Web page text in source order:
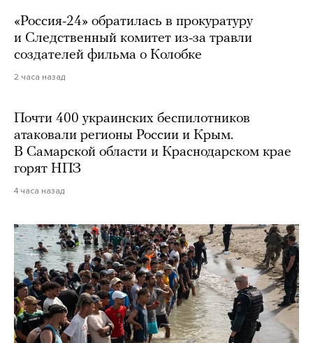
«Россия-24» обратилась в прокуратуру
и Следственный комитет из-за травли
создателей фильма о Колобке
2 часа назад
Почти 400 украинских беспилотников
атаковали регионы России и Крым.
В Самарской области и Краснодарском крае
горят НПЗ
4 часа назад